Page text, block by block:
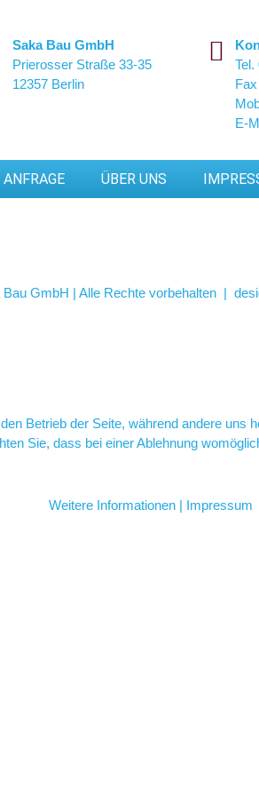
Saka Bau GmbH
Prierosser Straße 33-35
12357 Berlin
Tel.
E-
ANFRAGE ÜBER UNS
GmbH | Alle Rechte vorbehalten |
Betrieb der Seite, während andere
Sie, dass bei einer Ablehnung
Weitere Informationen | Impressum